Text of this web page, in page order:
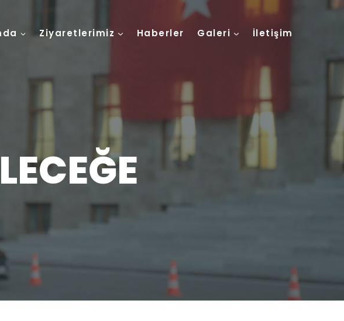
Ziyaretlerimiz Haberler Galeri İletişim